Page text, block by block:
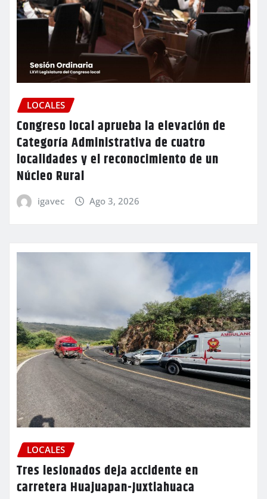
LOCALES
Congreso local aprueba la elevación de
Categoría Administrativa de cuatro
localidades y el reconocimiento de un
Núcleo Rural
igavec Ago 3, 2026
LOCALES
Tres lesionados deja accidente en
carretera Huajuapan-Juxtlahuaca